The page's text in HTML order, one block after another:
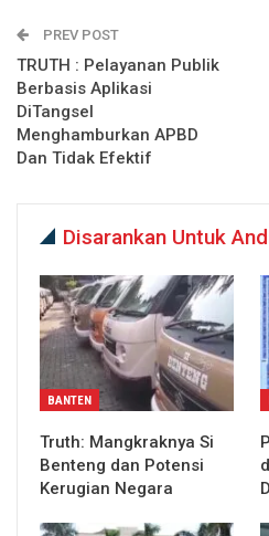
PREV POST
TRUTH : Pelayanan Publik
Berbasis Aplikasi
DiTangsel
Menghamburkan APBD
Dan Tidak Efektif
Disarankan Untuk
BANTEN
Truth: Mangkraknya Si
Benteng dan Potensi
Kerugian Negara